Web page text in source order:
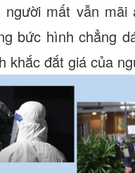
người mất vẫn mãi
bức hình chẳng
khắc đắt giá của